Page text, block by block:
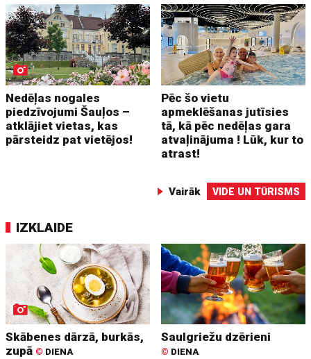
Nedēļas nogales
piedzīvojumi Šauļos –
atklājiet vietas, kas
pārsteidz pat vietējos!
Pēc šo vietu
apmeklēšanas jutīsies
tā, kā pēc nedēļas gara
atvaļinājuma ! Lūk, kur to
atrast!
Vairāk VIDE UN TŪRISMS
IZKLAIDE
Skābenes dārzā, burkās,
zupā © DIENA
Saulgriežu dzērieni
© DIENA